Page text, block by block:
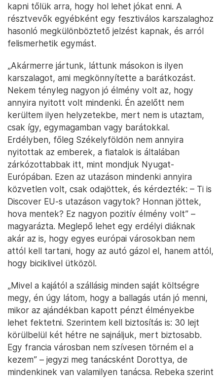
kapni tőlük arra, hogy hol lehet jókat enni. A
résztvevők egyébként egy fesztiválos karszalaghoz
hasonló megkülönböztető jelzést kapnak, és arról
felismerhetik egymást.
„Akármerre jártunk, láttunk másokon is ilyen
karszalagot, ami megkönnyítette a barátkozást.
Nekem tényleg nagyon jó élmény volt az, hogy
annyira nyitott volt mindenki. Én azelőtt nem
kerültem ilyen helyzetekbe, mert nem is utaztam,
csak így, egymagamban vagy barátokkal.
Erdélyben, főleg Székelyföldön nem annyira
nyitottak az emberek, a fiatalok is általában
zárkózottabbak itt, mint mondjuk Nyugat-
Európában. Ezen az utazáson mindenki annyira
közvetlen volt, csak odajöttek, és kérdezték: – Ti is
Discover EU-s utazáson vagytok? Honnan jöttek,
hova mentek? Ez nagyon pozitív élmény volt” –
magyarázta. Meglepő lehet egy erdélyi diáknak
akár az is, hogy egyes európai városokban nem
attól kell tartani, hogy az autó gázol el, hanem attól,
hogy biciklivel ütközöl.
„Mivel a kajától a szállásig minden saját költségre
megy, én úgy látom, hogy a ballagás után jó menni,
mikor az ajándékban kapott pénzt élményekbe
lehet fektetni. Szerintem kell biztosítás is: 30 lejt
körülbelül két hétre ne sajnáljuk, mert biztosabb.
Egy francia városban nem szívesen törném el a
kezem” – jegyzi meg tanácsként Dorottya, de
mindenkinek van valamilyen tanácsa. Rebeka szerint